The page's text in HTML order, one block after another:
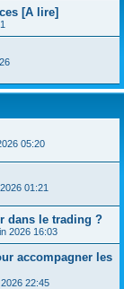
e
[A lire]
05:20
01:21
dans le trading ?
2026 16:03
accompagner les
22:45